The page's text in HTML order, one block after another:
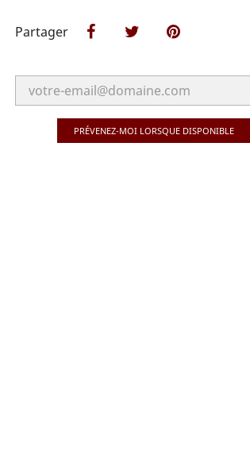
Partager Partager Tweet
PRÉVENEZ-MOI LORSQUE DISPONIBLE